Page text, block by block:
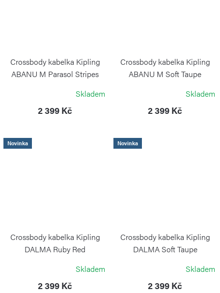
Crossbody kabelka Kipling
ABANU M Parasol Stripes
Skladem
2 399 Kč
Crossbody kabelka Kipling
ABANU M Soft Taupe
Skladem
2 399 Kč
Novinka
Crossbody kabelka Kipling
DALMA Ruby Red
Skladem
2 399 Kč
Novinka
Crossbody kabelka Kipling
DALMA Soft Taupe
Skladem
2 399 Kč